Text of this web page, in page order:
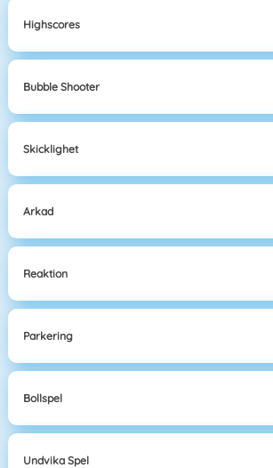
Highscores
Bubble Shooter
Skicklighet
Arkad
Reaktion
Parkering
Bollspel
Undvika Spel